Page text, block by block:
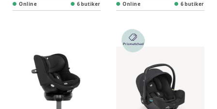
Online 6 butiker Online 6 butiker